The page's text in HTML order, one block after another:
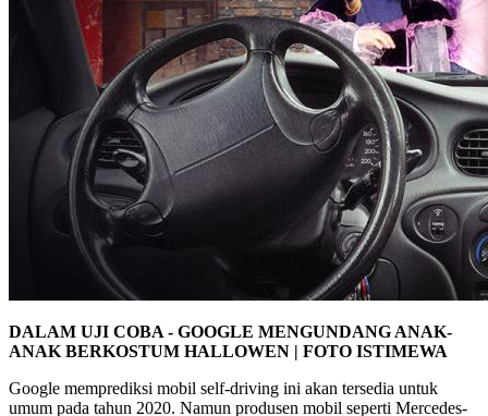
DALAM UJI COBA - GOOGLE MENGUNDANG ANAK-
ANAK BERKOSTUM HALLOWEN | FOTO ISTIMEWA
Google memprediksi mobil self-driving ini akan tersedia untuk
umum pada tahun 2020. Namun produsen mobil seperti Mercedes-